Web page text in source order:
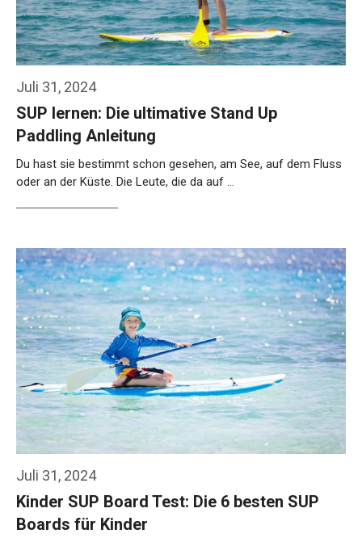
Juli 31, 2024
SUP lernen: Die ultimative Stand Up
Paddling Anleitung
Du hast sie bestimmt schon gesehen, am See, auf dem Fluss
oder an der Küste. Die Leute, die da auf …
Juli 31, 2024
Kinder SUP Board Test: Die 6 besten SUP
Boards für Kinder